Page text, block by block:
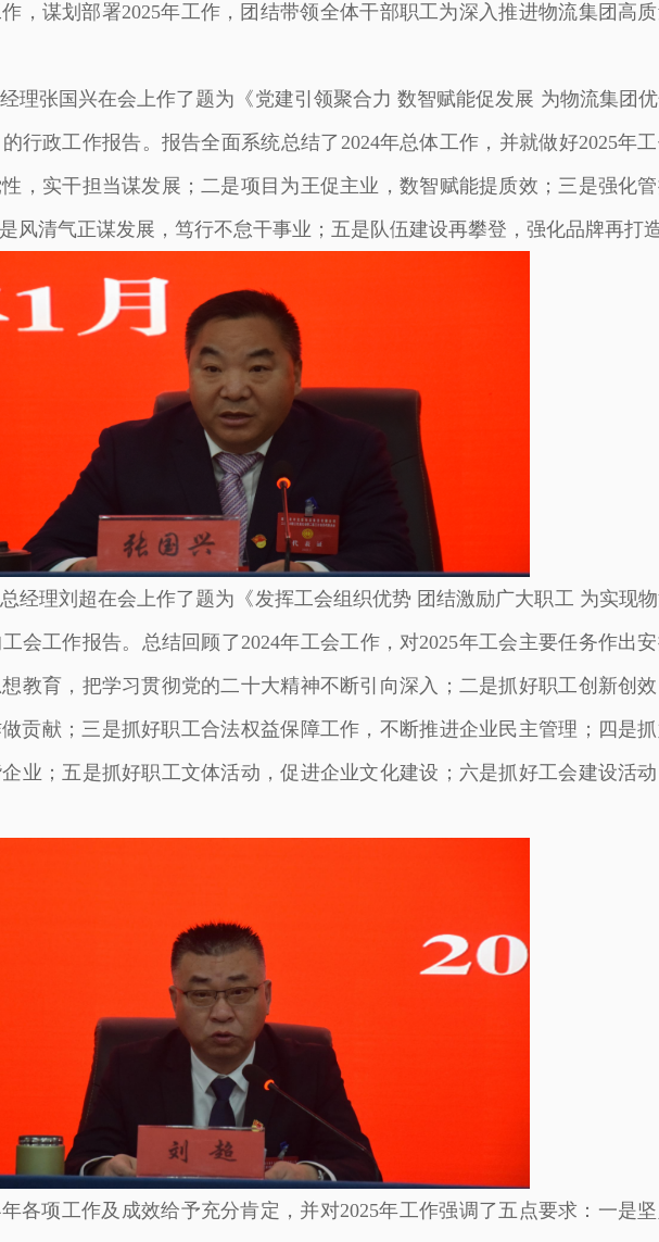
，谋划部署2025年工作，团结带领全体干部职工为深入推进物流集团高
理张国兴在会上作了题为《党建引领聚合力 数智赋能促发展 为物流集团
行政工作报告。报告全面系统总结了2024年总体工作，并就做好2025年
，实干担当谋发展；二是项目为王促主业，数智赋能提质效；三是强化
风清气正谋发展，笃行不怠干事业；五是队伍建设再攀登，强化品牌再打造
经理刘超在会上作了题为《发挥工会组织优势 团结激励广大职工 为实现
会工作报告。总结回顾了2024年工会工作，对2025年工会主要任务作出
教育，把学习贯彻党的二十大精神不断引向深入；二是抓好职工创新创
贡献；三是抓好职工合法权益保障工作，不断推进企业民主管理；四是
业；五是抓好职工文体活动，促进企业文化建设；六是抓好工会建设活
各项工作及成效给予充分肯定，并对2025年工作强调了五点要求：一是